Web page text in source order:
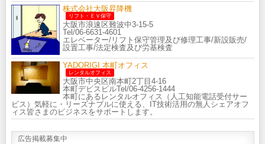
株式会社大阪昇降機
リフト・ＥＶ保守
大阪市浪速区難波中3-15-5
Tel/06-6631-4601
エレベーター/リフト保守管理及び修理工事/新設販売/
設置工事/法定検査及び労基検査
YADORIGI 本町オフィス
レンタルオフィス
大阪市中央区南本町2丁目4-16
本町デビスビルTel/06-4256-1444
本町にあるレンタルオフィス（人工知能電話受付サー
ビス）気軽に・リーズナブルに使える、IT技術活用の無人シェアオフ
ィス皆さまのビジネスをサポートします。
広告掲載募集中